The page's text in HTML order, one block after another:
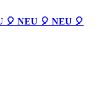
🎈 NEU 🎈 NEU 🎈